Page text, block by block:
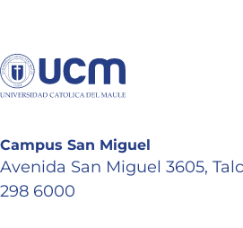
Campus San Miguel
Avenida San Miguel 3605,
298 6000